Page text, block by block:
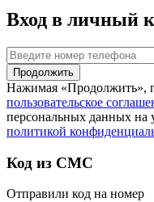
Вход в личный
Продолжить
Нажимая «Продолжить»,
пользовательское
персональных данных на
политикой
Код из СМС
Отправили код на номер